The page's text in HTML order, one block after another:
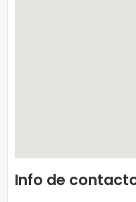
Info de